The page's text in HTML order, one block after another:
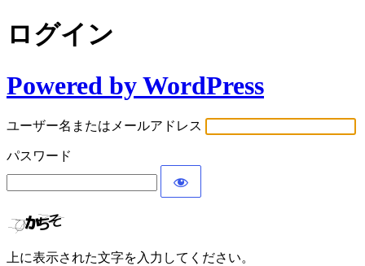
ログイン
Powered by WordPress
ユーザー名またはメールアドレス
パスワード
上に表示された文字を入力してください。